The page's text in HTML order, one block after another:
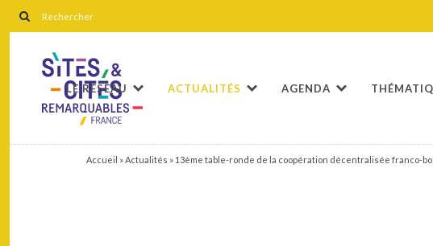
LE RÉSEAU ACTUALITÉS AGENDA
Accueil »Actualités » 13ème table-ronde de la coopération décentralisée franco-